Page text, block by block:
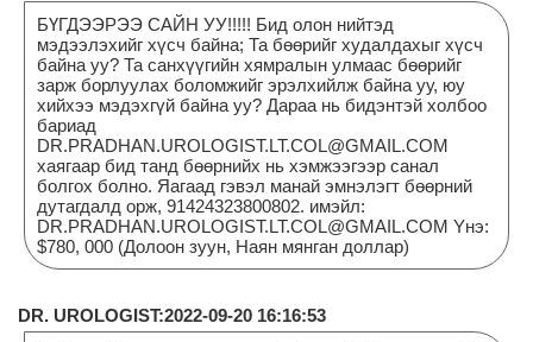
БҮГДЭЭРЭЭ САЙН УУ!!!!! Бид олон нийтэд
мэдээлэхийг хүсч байна; Та бөөрийг худалдахыг хүсч
байна уу? Та санхүүгийн хямралын улмаас бөөрийг
зарж борлуулах боломжийг эрэлхийлж байна уу, юу
хийхээ мэдэхгүй байна уу? Дараа нь бидэнтэй холбоо
бариад
DR.PRADHAN.UROLOGIST.LT.COL@GMAIL.COM
хаягаар бид танд бөөрнийх нь хэмжээгээр санал
болгох болно. Яагаад гэвэл манай эмнэлэгт бөөрний
дутагдалд орж, 91424323800802. имэйл:
DR.PRADHAN.UROLOGIST.LT.COL@GMAIL.COM Yнэ:
$780, 000 (Долоон зуун, Наян мянган доллар)
DR. UROLOGIST:2022-09-20 16:16:53